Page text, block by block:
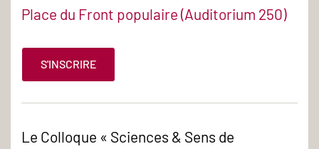
Place du Front populaire (Auditorium 250)
S'INSCRIRE
Le Colloque « Sciences & Sens de